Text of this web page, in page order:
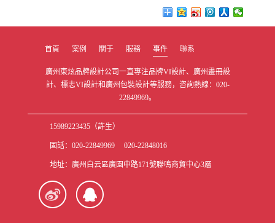
首頁 案例 關于 服務 事件 聯系
廣州東炫品牌設計公司一直專注品牌VI設計、廣州畫冊設
計、標志VI設計和廣州包裝設計等服務，咨詢熱線：020-
22849969。
15989223435（許生）
固話：020-22849969 020-22848016
地址：廣州白云區廣園中路171號聯鳴商貿中心3層